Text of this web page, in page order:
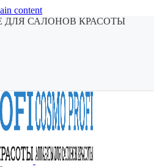
content
ДЛЯ САЛОНОВ КРАСОТЫ